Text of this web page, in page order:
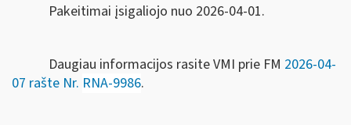
Pakeitimai įsigaliojo nuo 2026-04-01.
Daugiau informacijos rasite VMI prie FM 2026-04-
07 rašte Nr. RNA-9986.